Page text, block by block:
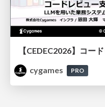
cygames
PRO